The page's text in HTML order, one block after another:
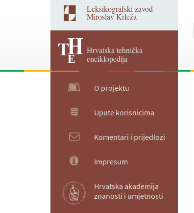
Leksikografski zavod
Miroslav Krleža
Hrvatska tehnička
enciklopedija
O projektu
Upute korisnicima
Komentari i prijedlozi
Impresum
Hrvatska akademija
znanosti i umjetnosti